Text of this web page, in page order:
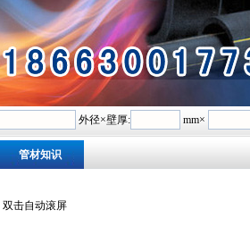
外径×壁厚: mm×
管材知识
双击自动滚屏